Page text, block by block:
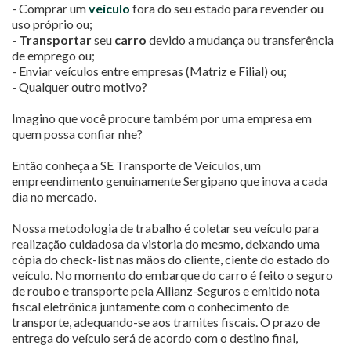
- Comprar umveículo fora do seu estado para revender ou
uso próprio ou;
- Transportarseu carro devido a mudança ou transferência
de emprego ou;
- Enviar veículos entre empresas (Matriz e Filial) ou;
- Qualquer outro motivo?
Imagino que você procure também por uma empresa em
quem possa confiar nhe?
Então conheça a SE Transporte de Veículos, um
empreendimento genuinamente Sergipano que inova a cada
dia no mercado.
Nossa metodologia de trabalho é coletar seu veículo para
realização cuidadosa da vistoria do mesmo, deixando uma
cópia do check-list nas mãos do cliente, ciente do estado do
veículo. No momento do embarque do carro é feito o seguro
de roubo e transporte pela Allianz-Seguros e emitido nota
fiscal eletrônica juntamente com o conhecimento de
transporte, adequando-se aos tramites fiscais. O prazo de
entrega do veículo será de acordo com o destino final,